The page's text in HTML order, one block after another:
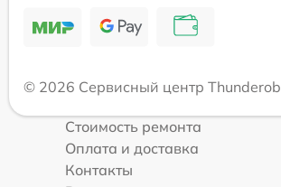
© 2026 Сервисный центр
Стоимость ремонта
Оплата и доставка
Контакты